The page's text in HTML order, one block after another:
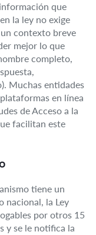
que
la ley no exige
contexto breve
mejor lo que
completo,
Muchas entidades
en línea
de Acceso a la
facilitan este
tiene un
nacional, la Ley
por otros 15
y se le notifica la